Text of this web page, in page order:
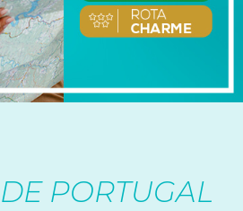
PORTUGAL